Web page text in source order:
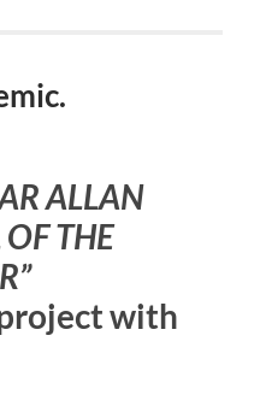
ALLAN
OF THE
with